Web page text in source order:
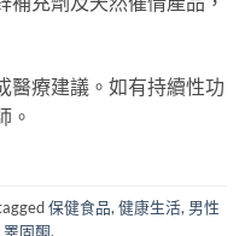
醫療建議。如有持續性功
。
保健食品, 健康生活, 男性
睪固酮.